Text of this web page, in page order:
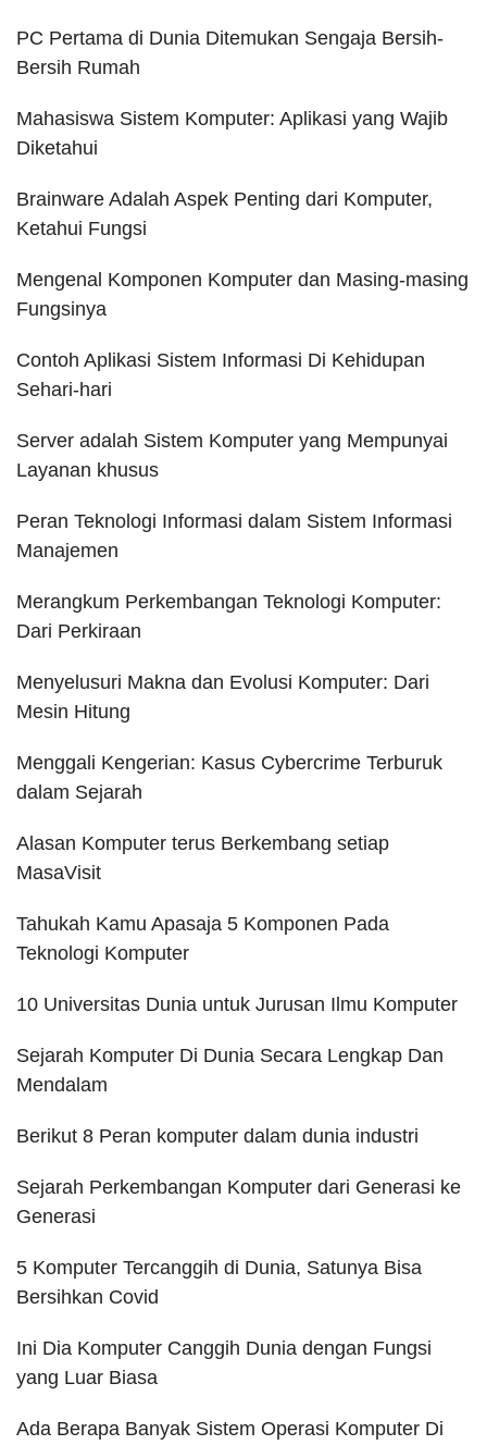
PC Pertama di Dunia Ditemukan Sengaja Bersih-
Bersih Rumah
Mahasiswa Sistem Komputer: Aplikasi yang Wajib
Diketahui
Brainware Adalah Aspek Penting dari Komputer,
Ketahui Fungsi
Mengenal Komponen Komputer dan Masing-masing
Fungsinya
Contoh Aplikasi Sistem Informasi Di Kehidupan
Sehari-hari
Server adalah Sistem Komputer yang Mempunyai
Layanan khusus
Peran Teknologi Informasi dalam Sistem Informasi
Manajemen
Merangkum Perkembangan Teknologi Komputer:
Dari Perkiraan
Menyelusuri Makna dan Evolusi Komputer: Dari
Mesin Hitung
Menggali Kengerian: Kasus Cybercrime Terburuk
dalam Sejarah
Alasan Komputer terus Berkembang setiap
MasaVisit
Tahukah Kamu Apasaja 5 Komponen Pada
Teknologi Komputer
10 Universitas Dunia untuk Jurusan Ilmu Komputer
Sejarah Komputer Di Dunia Secara Lengkap Dan
Mendalam
Berikut 8 Peran komputer dalam dunia industri
Sejarah Perkembangan Komputer dari Generasi ke
Generasi
5 Komputer Tercanggih di Dunia, Satunya Bisa
Bersihkan Covid
Ini Dia Komputer Canggih Dunia dengan Fungsi
yang Luar Biasa
Ada Berapa Banyak Sistem Operasi Komputer Di